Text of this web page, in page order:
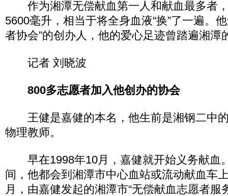
作为湘潭无偿献血第一人和献血最多者
5600毫升，相当于将全身血液“换”了一遍。
者协会”的创办人，他的爱心足迹曾踏遍湘潭
记者 刘晓波
800多志愿者加入他创办的协会
王健是嘉健的本名，他生前是湘钢二中
物理教师。
早在1998年10月，嘉健就开始义务献血
间，他都会到湘潭市中心血站或流动献血车
月，由嘉健发起的湘潭市“无偿献血志愿者服